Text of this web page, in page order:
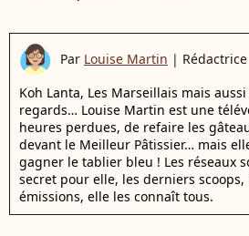
Par Louise Martin | Rédactrice
Koh Lanta, Les Marseillais mais
regards… Louise Martin est une
heures perdues, de refaire les
devant le Meilleur Pâtissier… mais
gagner le tablier bleu ! Les réseaux
secret pour elle, les derniers
émissions, elle les connaît tous.